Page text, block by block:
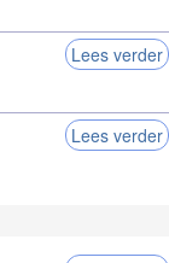
Lees verder
Lees verder